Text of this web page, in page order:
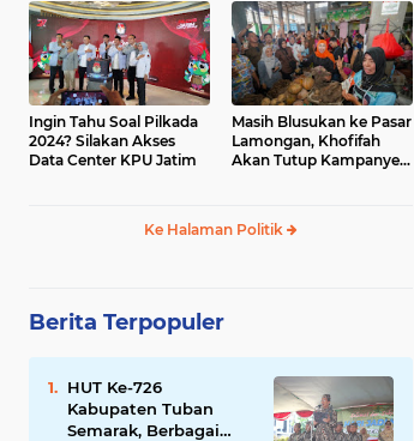
Ingin Tahu Soal Pilkada
2024? Silakan Akses
Data Center KPU Jatim
Masih Blusukan ke Pasar
Lamongan, Khofifah
Akan Tutup Kampanye
Ke Halaman Politik
Berita Terpopuler
HUT Ke-726
Kabupaten Tuban
Semarak, Berbagai